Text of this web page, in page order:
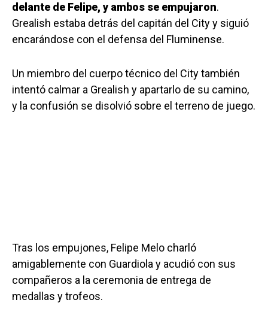
delante de Felipe, y ambos se empujaron.
Grealish estaba detrás del capitán del City y siguió
encarándose con el defensa del Fluminense.
Un miembro del cuerpo técnico del City también
intentó calmar a Grealish y apartarlo de su camino,
y la confusión se disolvió sobre el terreno de juego.
Tras los empujones, Felipe Melo charló
amigablemente con Guardiola y acudió con sus
compañeros a la ceremonia de entrega de
medallas y trofeos.